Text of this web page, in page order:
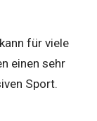
für viele
einen sehr
Sport.